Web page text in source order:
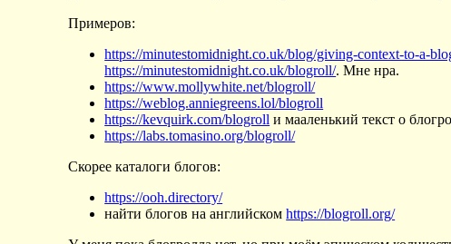
Примеров:
https://minutestomidnight.co.uk/blog/giving-context-to-a-
https://minutestomidnight.co.uk/blogroll/. Мне нра.
https://www.mollywhite.net/blogroll/
https://weblog.anniegreens.lol/blogroll
https://kevquirk.com/blogroll и мааленький текст о
https://labs.tomasino.org/blogroll/
Скорее каталоги блогов:
https://ooh.directory/
найти блогов на английскомhttps://blogroll.org/